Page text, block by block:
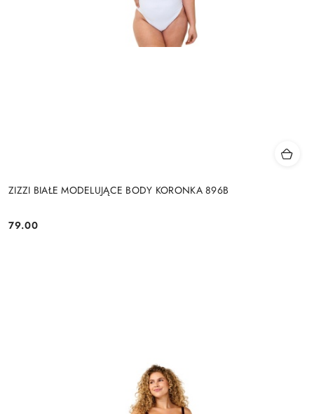
ZIZZI BIAŁE MODELUJĄCE BODY KORONKA 896B
Cena:
79.00